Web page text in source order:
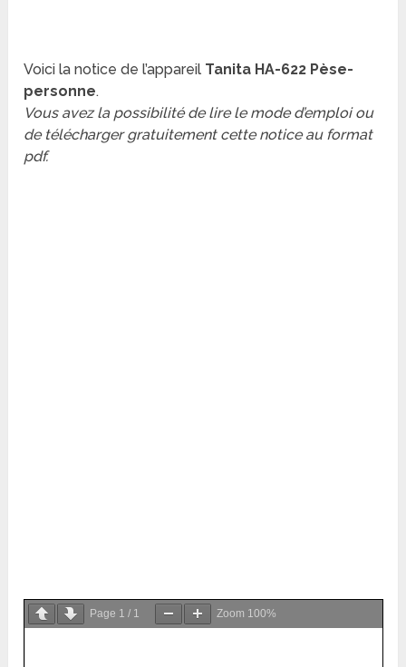
Voici la notice de l’appareil Tanita HA-622 Pèse-
personne.
Vous avez la possibilité de lire le mode d’emploi ou
de télécharger gratuitement cette notice au format
pdf.
Page 1 / 1 Zoom 100%